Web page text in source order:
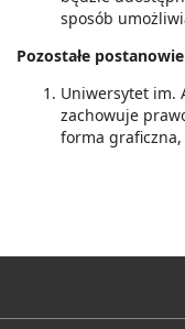
sposób
Pozostałe
Uniwersytet im.
zachowuje
forma graficzna,